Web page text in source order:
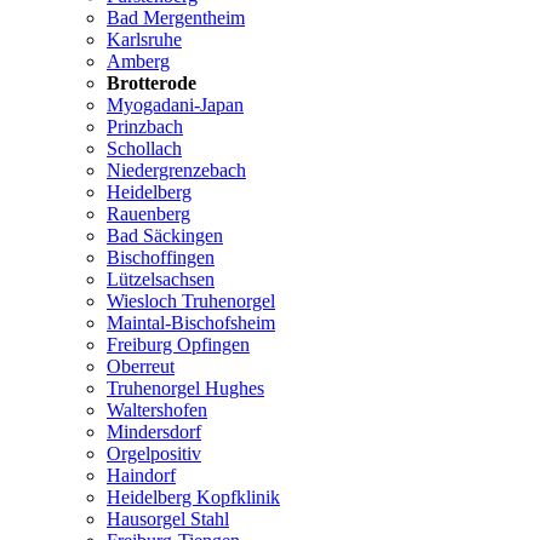
Bad Mergentheim
Karlsruhe
Amberg
Brotterode
Myogadani-Japan
Prinzbach
Schollach
Niedergrenzebach
Heidelberg
Rauenberg
Bad Säckingen
Bischoffingen
Lützelsachsen
Wiesloch Truhenorgel
Maintal-Bischofsheim
Freiburg Opfingen
Oberreut
Truhenorgel Hughes
Waltershofen
Mindersdorf
Orgelpositiv
Haindorf
Heidelberg Kopfklinik
Hausorgel Stahl